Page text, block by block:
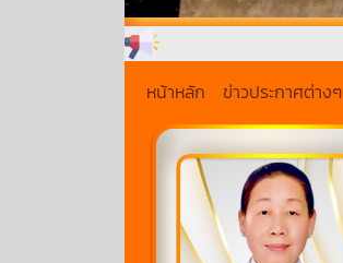
หน้าหลัก ข่าวประกาศต่างๆ